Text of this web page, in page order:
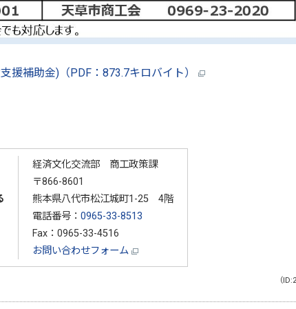
援補助金)（PDF：873.7キロバイト）
経済文化交流部 商工政策課
〒866-8601
熊本県八代市松江城町1-25 4階
電話番号： 0965-33-8513
Fax：0965-33-4516
お問い合わせフォーム
（